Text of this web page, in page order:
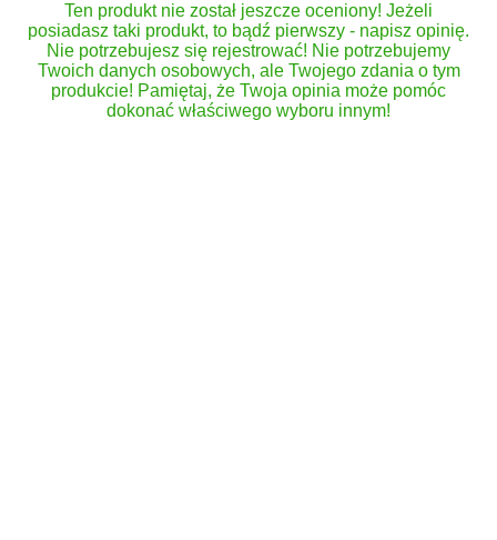
Ten produkt nie został jeszcze oceniony! Jeżeli
posiadasz taki produkt, to bądź pierwszy - napisz opinię.
Nie potrzebujesz się rejestrować! Nie potrzebujemy
Twoich danych osobowych, ale Twojego zdania o tym
produkcie! Pamiętaj, że Twoja opinia może pomóc
dokonać właściwego wyboru innym!